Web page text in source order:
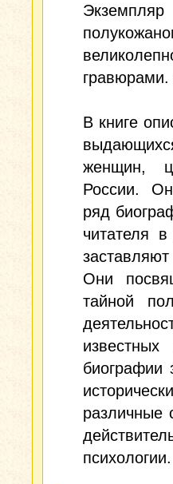
В книге
женщин,
России.
ряд
читателя
Они
тайной
биографии
различные
психологии.